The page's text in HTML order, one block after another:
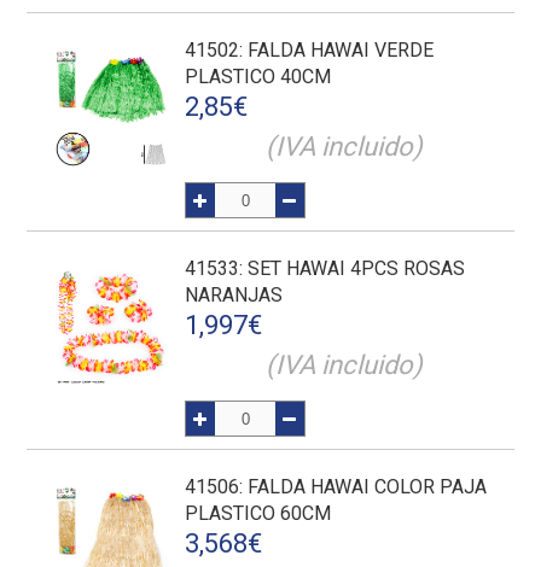
41502: FALDA HAWAI VERDE
PLASTICO 40CM
2,85€
(IVA incluido)
41533: SET HAWAI 4PCS ROSAS
NARANJAS
1,997€
(IVA incluido)
41506: FALDA HAWAI COLOR PAJA
PLASTICO 60CM
3,568€